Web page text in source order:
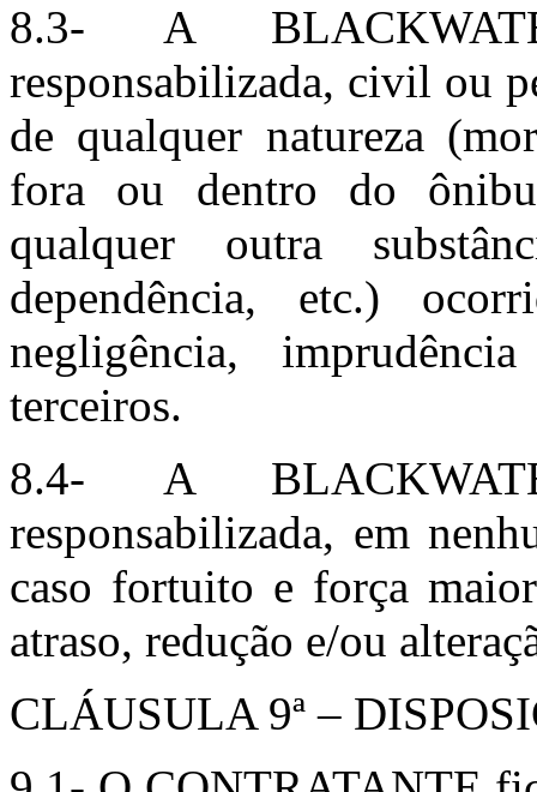
8.3- A
responsabilizada, civil ou
de qualquer natureza
fora ou dentro do
qualquer outra
dependência, etc.)
negligência,
terceiros.
8.4- A
responsabilizada, em
caso fortuito e força
atraso, redução e/ou
CLÁUSULA 9ª –